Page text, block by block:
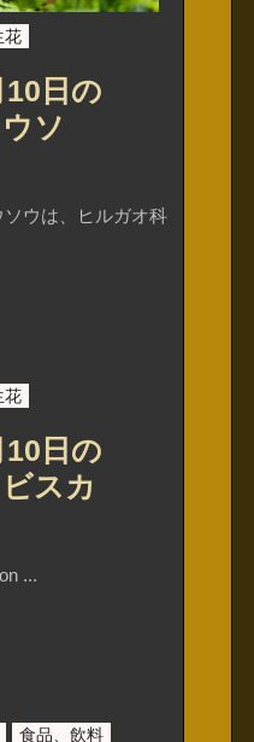
花
日の
ソ
ソウは、ヒルガオ科
花
日の
スカ
...
食品、飲料